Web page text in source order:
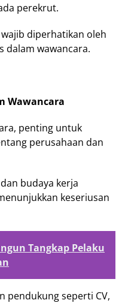
perekrut.
diperhatikan oleh
dalam wawancara.
Wawancara
penting untuk
perusahaan dan
budaya kerja
keseriusan
Tangkap Pelaku
pendukung seperti CV,